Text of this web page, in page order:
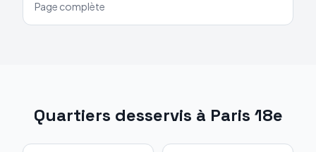
Page complète
Quartiers desservis à Paris 18e